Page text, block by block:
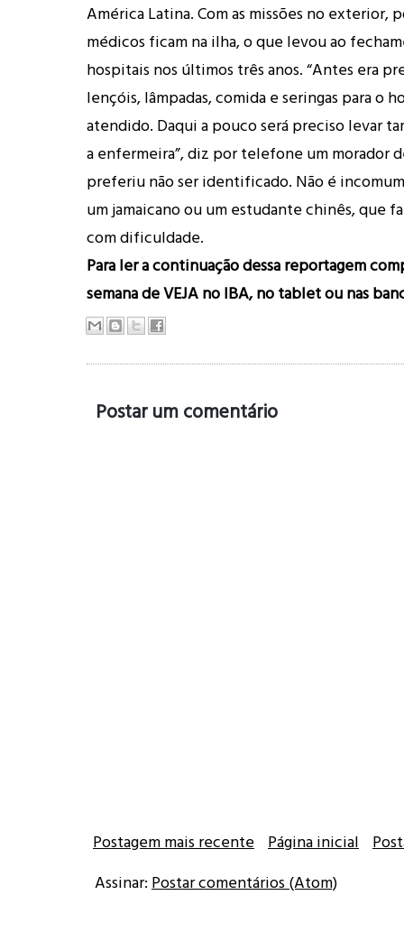
América Latina. Com as missões no exterior,
médicos ficam na ilha, o que levou ao
hospitais nos últimos três anos. “Antes era
lençóis, lâmpadas, comida e seringas para o
atendido. Daqui a pouco será preciso levar
a enfermeira”, diz por telefone um morador
preferiu não ser identificado. Não é
um jamaicano ou um estudante chinês, que
com dificuldade.
Para ler a continuação dessa reportagem
semana de VEJA noIBA, notabletou nas
Postar um comentário
Postagem mais recente Página inicial
Assinar: Postar comentários (Atom)